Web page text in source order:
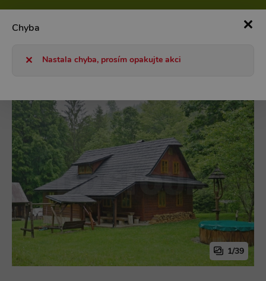
1/39
Chyba
Nastala chyba, prosím opakujte akci